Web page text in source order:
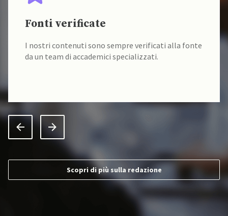
Fonti verificate
I nostri contenuti sono sempre verificati alla fonte
da un team di accademici specializzati.
Scopri di più sulla redazione